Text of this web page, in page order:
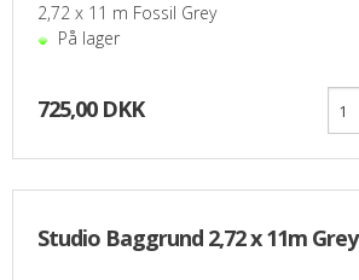
2,72 x 11 m Fossil Grey
På lager
725,00 DKK
Studio Baggrund 2,72 x 11m Grey